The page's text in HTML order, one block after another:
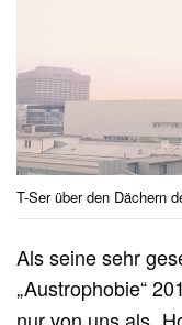
T-Ser über den Dächern
Als seine sehr
„Austrophobie“